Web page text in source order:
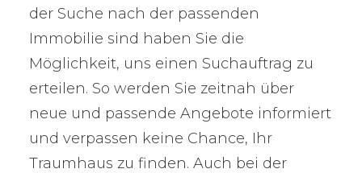
der Suche nach der passenden
Immobilie sind haben Sie die
Möglichkeit, uns einen Suchauftrag zu
erteilen. So werden Sie zeitnah über
neue und passende Angebote informiert
und verpassen keine Chance, Ihr
Traumhaus zu finden. Auch bei der